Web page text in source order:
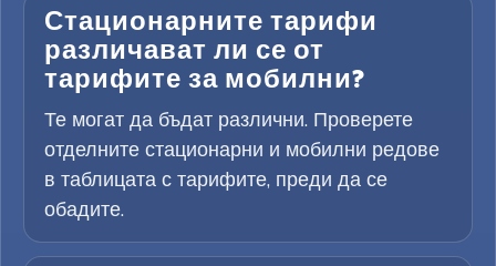
Стационарните тарифи
различават ли се от
тарифите за мобилни?
Те могат да бъдат различни. Проверете
отделните стационарни и мобилни редове
в таблицата с тарифите, преди да се
обадите.